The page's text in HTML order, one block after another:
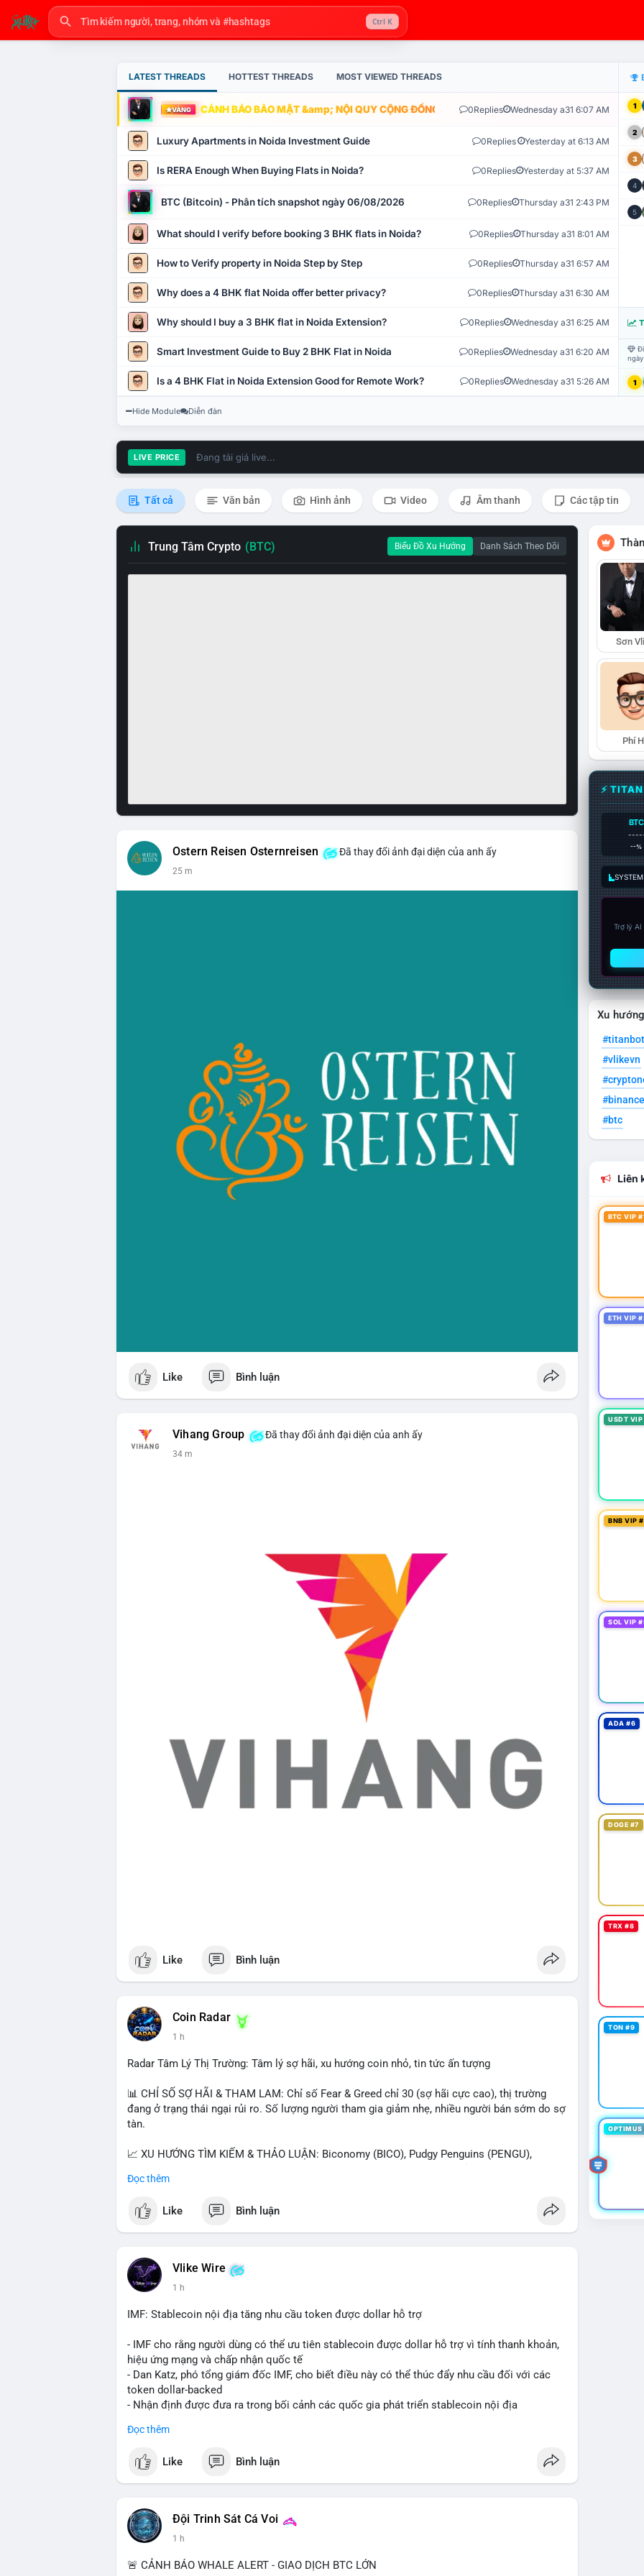
Ctrl K
LATEST THREADS HOTTEST THREADS MOST VIEWED THREADS
VÀNG CẢNH BÁO BẢO MẬT &amp; NỘI QUY CỘNG ĐỒNG VLIKE.VN: HỆ THỐNG GIÁM SÁT TỰ
0Replies Wednesday a31 6:07 AM
Luxury Apartments in Noida Investment Guide 0Replies Yesterday at 6:13 AM
Is RERA Enough When Buying Flats in Noida? 0Replies Yesterday at 5:37 AM
BTC (Bitcoin) - Phân tích snapshot ngày 06/08/2026 0Replies Thursday a31 2:43 PM
What should I verify before booking 3 BHK flats in Noida? 0Replies Thursday a31 8:01 AM
How to Verify property in Noida Step by Step 0Replies Thursday a31 6:57 AM
Why does a 4 BHK flat Noida offer better privacy? 0Replies Thursday a31 6:30 AM
Why should I buy a 3 BHK flat in Noida Extension? 0Replies Wednesday a31 6:25 AM
Smart Investment Guide to Buy 2 BHK Flat in Noida 0Replies Wednesday a31 6:20 AM
Is a 4 BHK Flat in Noida Extension Good for Remote Work? 0Replies Wednesday a31 5:26 AM
1
2
3
4
5
1
Hide Module Diễn đàn
LIVE PRICE Đang tải giá live...
Tất cả Văn bản Hình ảnh Video Âm thanh Các tập tin
Trung Tâm Crypto (BTC) Biểu Đồ Xu Hướng Danh Sách Theo Dõi
Ostern Reisen Osternreisen Đã thay đổi ảnh đại diện của anh ấy
25 m
Like Bình luận
Vihang Group Đã thay đổi ảnh đại diện của anh ấy
34 m
Like Bình luận
Coin Radar
1 h
Radar Tâm Lý Thị Trường: Tâm lý sợ hãi, xu hướng coin nhỏ, tin tức ấn tượng
📊 CHỈ SỐ SỢ HÃI & THAM LAM: Chỉ số Fear & Greed chỉ 30 (sợ hãi cực cao), thị trường
đang ở trạng thái ngại rủi ro. Số lượng người tham gia giảm nhẹ, nhiều người bán sớm do sợ
tàn.
📈 XU HƯỚNG TÌM KIẾM & THẢO LUẬN: Biconomy (BICO), Pudgy Penguins (PENGU),
Penguins), AI (Hyperliquid) và ổn định (BSV) nổi bật.
💬 DÒNG CHẢY TIN TỨC & TRUYỀN THÔNG: Bàn tán trên Binance Square tập trung vào
lệnh kẹp, dự báo NVDA và Musk Starship 13. Telegram nhấn mạnh luật mới tại Brazil và
💡 NHẬN ĐỊNH & KHUYẾN NGHỊ: Tâm lý ngắn hạn vẫn tiêu cực do sợ hãi, nhưng xu hướng
coin nhỏ và tin tức AI/NVIDA có thể tạo cơ hội mua sớm. Cần theo dõi sự thay đổi trong
Đọc thêm
Like Bình luận
Vlike Wire
1 h
IMF: Stablecoin nội địa tăng nhu cầu token được dollar hỗ trợ
- IMF cho rằng người dùng có thể ưu tiên stablecoin được dollar hỗ trợ vì tính thanh khoản,
hiệu ứng mạng và chấp nhận quốc tế
- Dan Katz, phó tổng giám đốc IMF, cho biết điều này có thể thúc đẩy nhu cầu đối với các
token dollar-backed
- Nhận định được đưa ra trong bối cảnh các quốc gia phát triển stablecoin nội địa
$btc $eth
#vlikevn #titanbot
Đọc thêm
Like Bình luận
Đội Trinh Sát Cá Voi
1 h
🚨 CẢNH BÁO WHALE ALERT - GIAO DỊCH BTC LỚN
Sơn
Phí
⚡
BTC
--%
Trợ lý
Xu
#titanbot
#vlikevn
#btc
Liên
BTC VIP
ETH VIP
USDT
BNB VIP
SOL VIP
ADA #6
DOGE #7
TRX #8
TON #9
OPTIMUS